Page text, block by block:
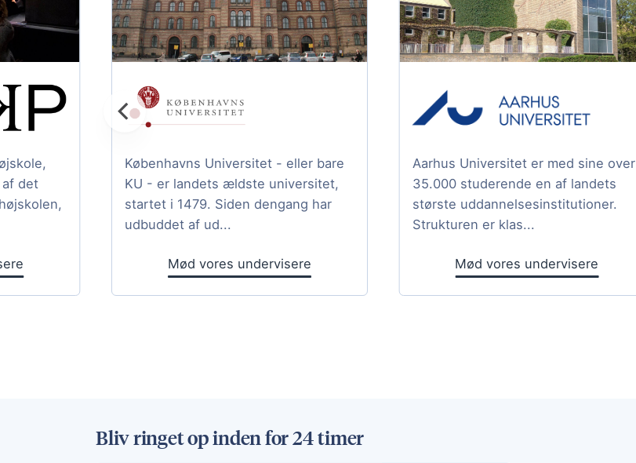
Aarhus Universitet er med sine over
35.000 studerende en af landets
største uddannelsesinstitutioner.
Strukturen er klas...
Mød vores undervisere
det
Københavns Universitet - eller bare
KU - er landets ældste universitet,
startet i 1479. Siden dengang har
udbuddet af ud...
Mød vores undervisere
Bliv ringet op inden for 24 timer